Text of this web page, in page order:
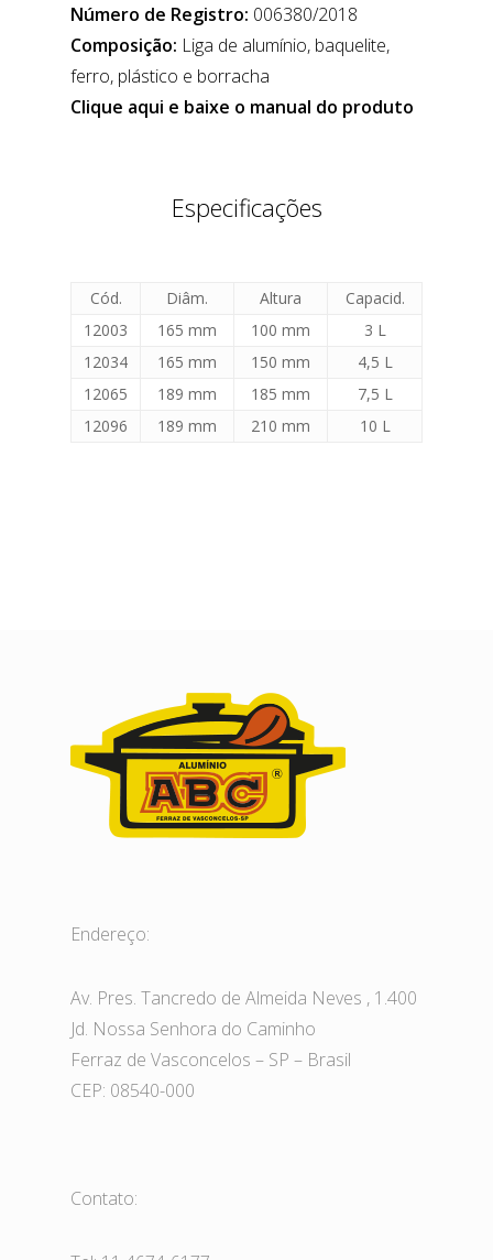
Número de Registro: 006380/2018
Composição: Liga de alumínio, baquelite,
ferro, plástico e borracha
Clique aqui e baixe o manual do produto
Especificações
Cód. Diâm. Altura
Capacid.
12003
165 mm 100 mm
3 L
12034
165 mm 150 mm
4,5 L
12065
189 mm 185 mm
7,5 L
12096
189 mm 210 mm 10 L
Endereço:
Av. Pres. Tancredo de Almeida Neves , 1.400
Jd. Nossa Senhora do Caminho
Ferraz de Vasconcelos – SP – Brasil
CEP: 08540-000
Contato: